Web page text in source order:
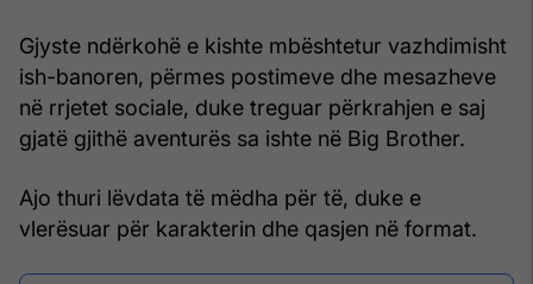
Gjyste ndërkohë e kishte mbështetur vazhdimisht
ish-banoren, përmes postimeve dhe mesazheve
në rrjetet sociale, duke treguar përkrahjen e saj
gjatë gjithë aventurës sa ishte në Big Brother.
Ajo thuri lëvdata të mëdha për të, duke e
vlerësuar për karakterin dhe qasjen në format.